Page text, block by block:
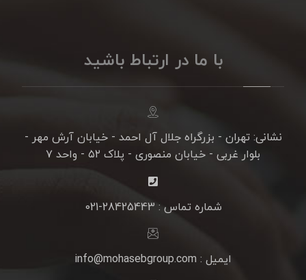
با ما در ارتباط باشید
نشانی: تهران - بزرگراه جلال آل احمد - خیابان آرش مهر -
بلوار غربی - خیابان منصوری - پلاک ۵۲ - واحد ۷
شماره تماس : 28425443-021
ایمیل : info@mohasebgroup.com